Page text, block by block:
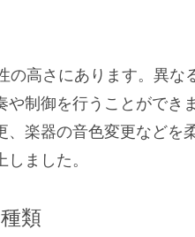
の高さにあります。異
制御を行うことができ
、楽器の音色変更などを
ました。
類